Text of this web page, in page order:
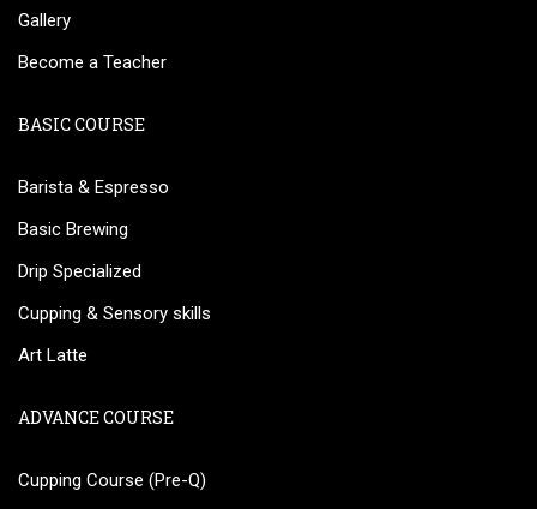
Gallery
Become a Teacher
BASIC COURSE
Barista & Espresso
Basic Brewing
Drip Specialized
Cupping & Sensory skills
Art Latte
ADVANCE COURSE
Cupping Course (Pre-Q)